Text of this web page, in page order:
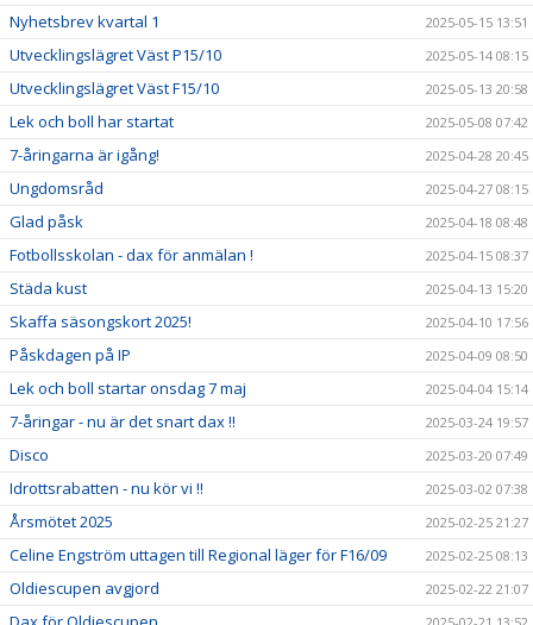
Nyhetsbrev kvartal 1 2025-05-15 13:51
Utvecklingslägret Väst P15/10 2025-05-14 08:15
Utvecklingslägret Väst F15/10 2025-05-13 20:58
Lek och boll har startat 2025-05-08 07:42
7-åringarna är igång! 2025-04-28 20:45
Ungdomsråd 2025-04-27 08:15
Glad påsk 2025-04-18 08:48
Fotbollsskolan - dax för anmälan ! 2025-04-15 08:37
Städa kust 2025-04-13 15:20
Skaffa säsongskort 2025! 2025-04-10 17:56
Påskdagen på IP 2025-04-09 08:50
Lek och boll startar onsdag 7 maj 2025-04-04 15:14
7-åringar - nu är det snart dax !! 2025-03-24 19:57
Disco 2025-03-20 07:49
Idrottsrabatten - nu kör vi !! 2025-03-02 07:38
Årsmötet 2025 2025-02-25 21:27
Celine Engström uttagen till Regional läger för F16/09 2025-02-25 08:13
Oldiescupen avgjord 2025-02-22 21:07